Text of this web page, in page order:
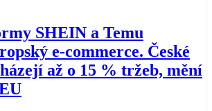
SHEIN a Temu
e-commerce. České
až o 15 % tržeb, mění